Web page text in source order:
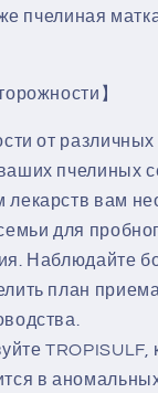
пчелиная
】
от различных
пчелиных
лекарств вам
для
Наблюдайте
план
TROPISULF,
в